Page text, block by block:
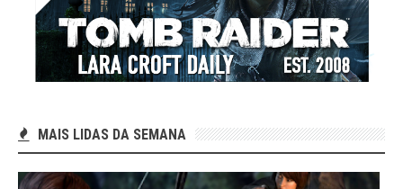
MAIS LIDAS DA SEMANA